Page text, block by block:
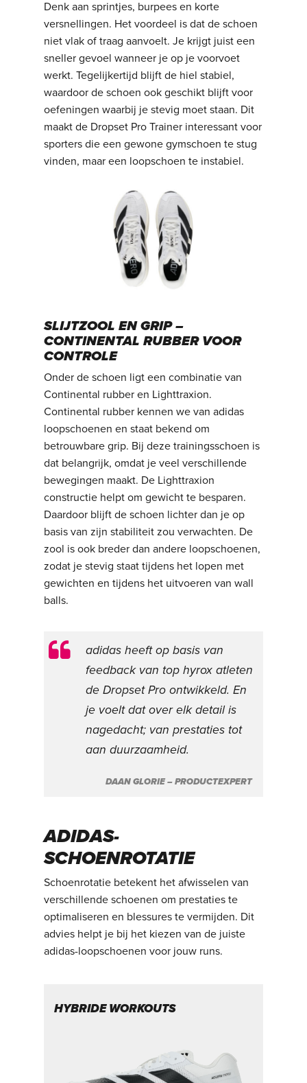
Denk aan sprintjes, burpees en korte
versnellingen. Het voordeel is dat de schoen
niet vlak of traag aanvoelt. Je krijgt juist een
sneller gevoel wanneer je op je voorvoet
werkt. Tegelijkertijd blijft de hiel stabiel,
waardoor de schoen ook geschikt blijft voor
oefeningen waarbij je stevig moet staan. Dit
maakt de Dropset Pro Trainer interessant voor
sporters die een gewone gymschoen te stug
vinden, maar een loopschoen te instabiel.
SLIJTZOOL EN GRIP –
CONTINENTAL RUBBER VOOR
CONTROLE
Onder de schoen ligt een combinatie van
Continental rubber en Lighttraxion.
Continental rubber kennen we van adidas
loopschoenen en staat bekend om
betrouwbare grip. Bij deze trainingsschoen is
dat belangrijk, omdat je veel verschillende
bewegingen maakt. De Lighttraxion
constructie helpt om gewicht te besparen.
Daardoor blijft de schoen lichter dan je op
basis van zijn stabiliteit zou verwachten. De
zool is ook breder dan andere loopschoenen,
zodat je stevig staat tijdens het lopen met
gewichten en tijdens het uitvoeren van wall
balls.
adidas heeft op basis van
feedback van top hyrox atleten
de Dropset Pro ontwikkeld. En
je voelt dat over elk detail is
nagedacht; van prestaties tot
aan duurzaamheid.
DAAN GLORIE – PRODUCTEXPERT
ADIDAS-
SCHOENROTATIE
Schoenrotatie betekent het afwisselen van
verschillende schoenen om prestaties te
optimaliseren en blessures te vermijden. Dit
advies helpt je bij het kiezen van de juiste
adidas-loopschoenen voor jouw runs.
HYBRIDE WORKOUTS